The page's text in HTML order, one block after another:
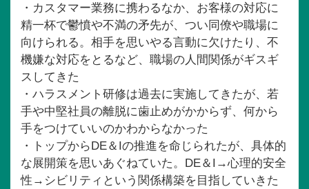
・カスタマー業務に携わるなか、お客様の対応に
精一杯で鬱憤や不満の矛先が、つい同僚や職場に
向けられる。相手を思いやる言動に欠けたり、不
機嫌な対応をとるなど、職場の人間関係がギスギ
スしてきた
・ハラスメント研修は過去に実施してきたが、若
手や中堅社員の離脱に歯止めがかからず、何から
手をつけていいのかわからなかった
・トップからDE＆Iの推進を命じられたが、具体的
な展開策を思いあぐねていた。DE＆I→心理的安全
性→シビリティという関係構築を目指していきた